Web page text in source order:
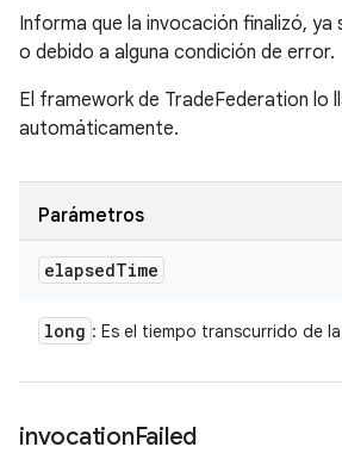
Informa que la invocación finalizó,
o debido a alguna condición de error.
El framework de TradeFederation lo
automáticamente.
Parámetros
elapsedTime
long : Es el tiempo transcurrido de
invocationFailed